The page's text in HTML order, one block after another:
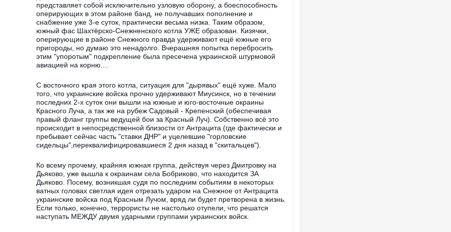
представляет собой исключительно узловую оборону, а боеспособность
оперирующих в этом районе банд, не получавших пополнение и
снабжение уже 3-е суток, практически весьма низка. Таким образом,
южный фас Шахтёрско-Снежненского котла УЖЕ образован. Кизячки,
оперирующие в районе Снежного правда удерживают ещё южные его
пригороды, но думаю это ненадолго. Вчерашняя попытка перебросить
этим "упоротым" подкрепление была пресечена украинской штурмовой
авиацией на корню....
С восточного края этого котла, ситуация для "дырявых" ещё хуже. Мало
того, что украинские войска прочно удерживают Миусинск, но в течении
последних 2-х суток они вышли на южные и юго-восточные окраины
Красного Луча, а так же на рубеж Садовый - Крепенский (обеспечивая
правый фланг группы ведущей бои за Красный Луч). Собственно всё это
происходит в непосредственной близости от Антрацита (где фактически и
пребывает сейчас часть "ставки ДНР" и уцелевшие "горловские
сидельцы",переквалифицировавшиеся 2 дня назад в "скитальцев").
Ко всему прочему, крайняя южная группа, действуя через Дмитровку на
Дьяково, уже вышла к окраинам села Бобриково, что находится ЗА
Дьяково. Посему, возникшая судя по последним событиям в некоторых
ватных головах светлая идея отрезать ударом на Снежное от Антрацита
украинские войска под Красным Лучом, вряд ли будет претворена в жизнь.
Если только, конечно, террористы не настолько отупели, что решатся
наступать МЕЖДУ двумя ударными группами украинских войск.